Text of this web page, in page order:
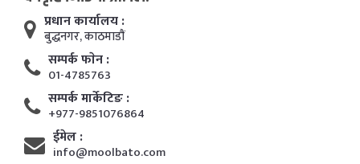
प्रधान कार्यालय :
बुद्धनगर, काठमाडाैं
सम्पर्क फाेन :
01-4785763
सम्पर्क मार्केटिङ :
+977-9851076864
ईमेल :
info@moolbato.com